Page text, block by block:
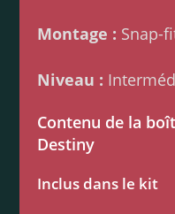
Montage : Snap-
Niveau :
Contenu de la
Destiny
Inclus dans le kit